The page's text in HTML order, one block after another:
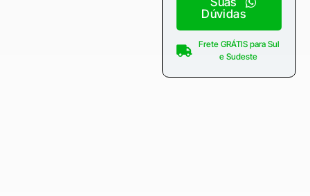
Dúvidas
Frete GRÁTIS para Sul
e Sudeste